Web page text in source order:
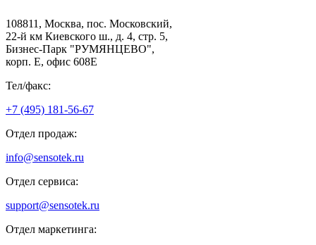
108811, Москва, пос. Московский,
22-й км Киевского ш., д. 4, стр. 5,
Бизнес-Парк "РУМЯНЦЕВО",
корп. Е, офис 608E
Тел/факс:
+7 (495) 181-56-67
Отдел продаж:
info@sensotek.ru
Отдел сервиса:
support@sensotek.ru
Отдел маркетинга: